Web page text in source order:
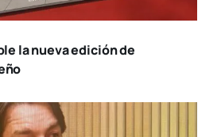
la nueva edición de